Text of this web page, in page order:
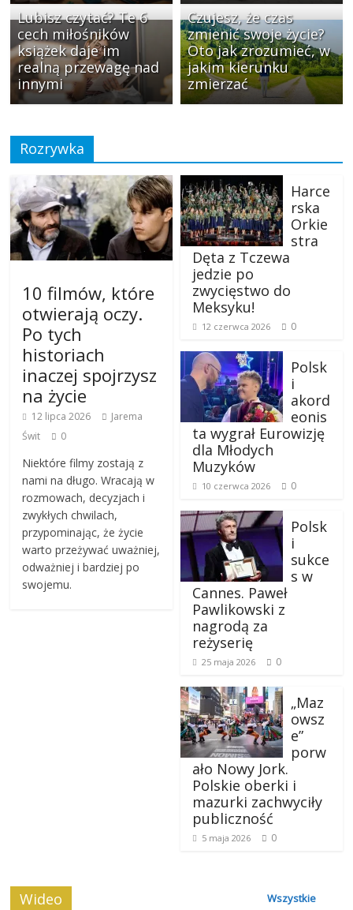
Lubisz czytać? Te 6
cech miłośników
książek daje im
realną przewagę nad
innymi
Czujesz, że czas
zmienić swoje życie?
Oto jak zrozumieć, w
jakim kierunku
zmierzać
Rozrywka
10 filmów, które
otwierają oczy.
Po tych
historiach
inaczej spojrzysz
na życie
12 lipca 2026
Jarema
Świt
0
Niektóre filmy zostają z
nami na długo. Wracają w
rozmowach, decyzjach i
zwykłych chwilach,
przypominając, że życie
warto przeżywać uważniej,
odważniej i bardziej po
swojemu.
Harce
rska
Orkie
stra
Dęta z Tczewa
jedzie po
zwycięstwo do
Meksyku!
12 czerwca 2026 0
Polsk
i
akord
eonis
ta wygrał Eurowizję
dla Młodych
Muzyków
10 czerwca 2026 0
Polsk
i
sukce
s w
Cannes. Paweł
Pawlikowski z
nagrodą za
reżyserię
25 maja 2026 0
„Maz
owsz
e”
porw
ało Nowy Jork.
Polskie oberki i
mazurki zachwyciły
publiczność
5 maja 2026 0
Wideo Wszystkie